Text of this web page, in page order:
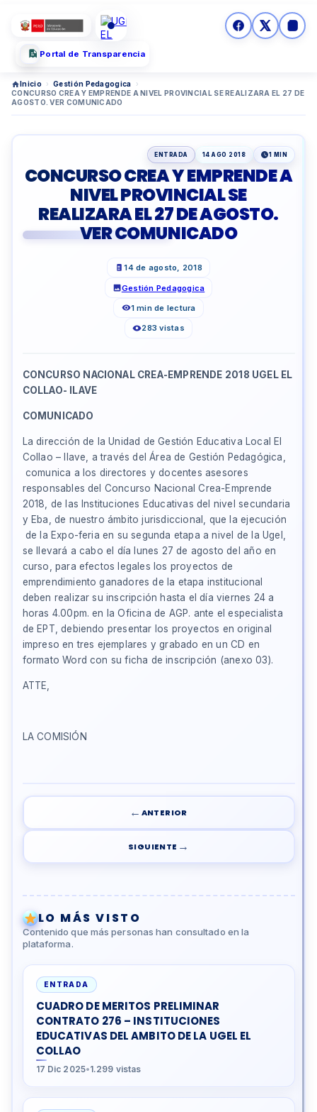
Portal de Transparencia
Inicio › Gestión Pedagogica
›
CONCURSO CREA Y EMPRENDE A NIVEL PROVINCIAL SE REALIZARA EL 27 DE
AGOSTO. VER COMUNICADO
ENTRADA 14 AGO 2018 1 MIN
CONCURSO CREA Y EMPRENDE A
NIVEL PROVINCIAL SE
REALIZARA EL 27 DE AGOSTO.
VER COMUNICADO
14 de agosto, 2018
Gestión Pedagogica
1 min de lectura
283 vistas
CONCURSO NACIONAL CREA-EMPRENDE 2018 UGEL EL
COLLAO- ILAVE
COMUNICADO
La dirección de la Unidad de Gestión Educativa Local El
Collao – Ilave, a través del Área de Gestión Pedagógica,
comunica a los directores y docentes asesores
responsables del Concurso Nacional Crea-Emprende
2018, de las Instituciones Educativas del nivel secundaria
y Eba, de nuestro ámbito jurisdiccional, que la ejecución
de la Expo-feria en su segunda etapa a nivel de la Ugel,
se llevará a cabo el día lunes 27 de agosto del año en
curso, para efectos legales los proyectos de
emprendimiento ganadores de la etapa institucional
deben realizar su inscripción hasta el día viernes 24 a
horas 4.00pm. en la Oficina de AGP. ante el especialista
de EPT, debiendo presentar los proyectos en original
impreso en tres ejemplares y grabado en un CD en
formato Word con su ficha de inscripción (anexo 03).
ATTE,
LA COMISIÓN
← ANTERIOR
SIGUIENTE →
LO MÁS VISTO
Contenido que más personas han consultado en la
plataforma.
ENTRADA
CUADRO DE MERITOS PRELIMINAR
CONTRATO 276 – INSTITUCIONES
EDUCATIVAS DEL AMBITO DE LA UGEL EL
COLLAO
17 Dic 2025•1.299 vistas